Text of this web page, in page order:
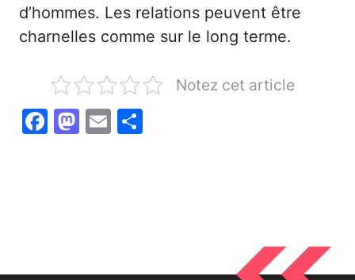
d’hommes. Les relations peuvent être
charnelles comme sur le long terme.
Notez cet article
F
o
M
n
E